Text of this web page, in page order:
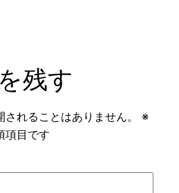
残す
れることはありません。
※
項目です